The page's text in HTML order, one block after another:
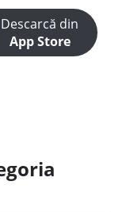
Descarcă din
App Store